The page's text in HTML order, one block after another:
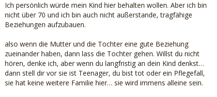
Ich persönlich würde mein Kind hier behalten wollen. Aber ich bin
nicht über 70 und ich bin auch nicht außerstande, tragfähige
Beziehungen aufzubauen.
also wenn die Mutter und die Tochter eine gute Beziehung
zueinander haben, dann lass die Tochter gehen. Willst du nicht
hören, denke ich, aber wenn du langfristig an dein Kind denkst…
dann stell dir vor sie ist Teenager, du bist tot oder ein Pflegefall,
sie hat keine weitere Familie hier… sie wird immens alleine sein.